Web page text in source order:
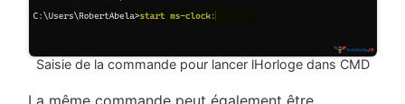
Saisie de la commande pour lancer lHorloge dans CMD